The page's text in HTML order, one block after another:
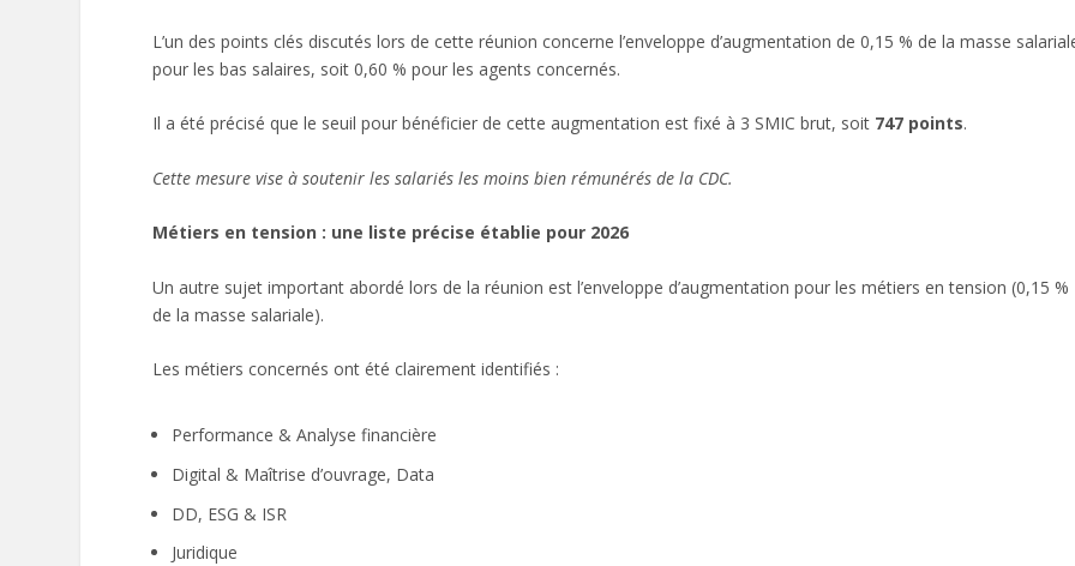
L’un des points clés discutés lors de cette réunion concerne l’enveloppe d’augmentation de 0,15 % de la masse
pour les bas salaires, soit 0,60 % pour les agents concernés.
Il a été précisé que le seuil pour bénéficier de cette augmentation est fixé à 3 SMIC brut, soit 747 points.
Cette mesure vise à soutenir les salariés les moins bien rémunérés de la CDC.
Métiers en tension : une liste précise établie pour 2026
Un autre sujet important abordé lors de la réunion est l’enveloppe d’augmentation pour les métiers en tension (0,15 %
de la masse salariale).
Les métiers concernés ont été clairement identifiés :
Performance & Analyse financière
Digital & Maîtrise d’ouvrage, Data
DD, ESG & ISR
Juridique